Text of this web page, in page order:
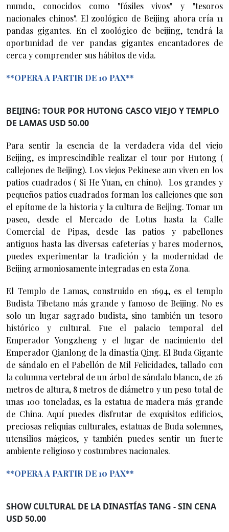
mundo, conocidos como "fósiles vivos" y "tesoros
nacionales chinos". El zoológico de Beijing ahora cría 11
pandas gigantes. En el zoológico de beijing, tendrá la
oportunidad de ver pandas gigantes encantadores de
cerca y comprender sus hábitos de vida.
**OPERA A PARTIR DE 10 PAX**
BEIJING: TOUR POR HUTONG CASCO VIEJO Y TEMPLO
DE LAMAS USD 50.00
Para sentir la esencia de la verdadera vida del viejo
Beijing, es imprescindible realizar el tour por Hutong (
callejones de Beijing). Los viejos Pekinese aun viven en los
patios cuadrados ( Si He Yuan, en chino). Los grandes y
pequeños patios cuadrados forman los callejones que son
el epítome de la historia y la cultura de Beijing. Tomar un
paseo, desde el Mercado de Lotus hasta la Calle
Comercial de Pipas, desde las patios y pabellones
antiguos hasta las diversas cafeterías y bares modernos,
puedes experimentar la tradición y la modernidad de
Beijing armoniosamente integradas en esta Zona.
El Templo de Lamas, construido en 1694, es el templo
Budista Tibetano más grande y famoso de Beijing. No es
solo un lugar sagrado budista, sino también un tesoro
histórico y cultural. Fue el palacio temporal del
Emperador Yongzheng y el lugar de nacimiento del
Emperador Qianlong de la dinastía Qing. El Buda Gigante
de sándalo en el Pabellón de Mil Felicidades, tallado con
la columna vertebral de un árbol de sándalo blanco, de 26
metros de altura, 8 metros de diámetro y un peso total de
unas 100 toneladas, es la estatua de madera más grande
de China. Aquí puedes disfrutar de exquisitos edificios,
preciosas reliquias culturales, estatuas de Buda solemnes,
utensilios mágicos, y también puedes sentir un fuerte
ambiente religioso y costumbres nacionales.
**OPERA A PARTIR DE 10 PAX**
SHOW CULTURAL DE LA DINASTÍAS TANG - SIN CENA
USD 50.00